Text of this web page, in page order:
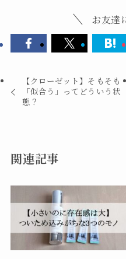
お友達
【クローゼット】そもそも
「似合う」ってどういう状
態？
関連記事